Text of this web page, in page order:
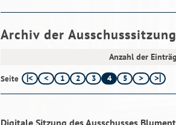
Archiv der
Anzahl der
Seite 1 2 3 4 5
Digitale Sitzung des Ausschusses